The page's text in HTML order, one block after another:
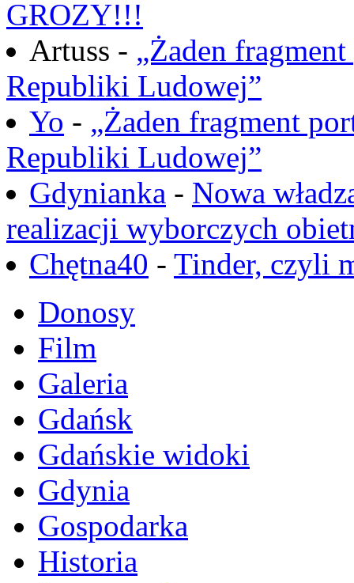
GROZY!!!
Artuss - „Żaden
Republiki Ludowej”
Yo - „Żaden fragment
Republiki Ludowej”
Gdynianka - Nowa
realizacji wyborczych
Chętna40 - Tinder, czyli
Donosy
Film
Galeria
Gdańsk
Gdańskie widoki
Gdynia
Gospodarka
Historia